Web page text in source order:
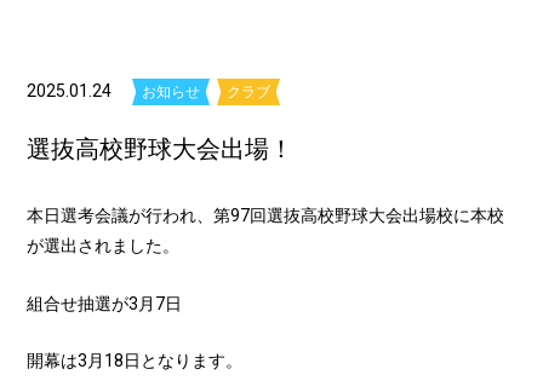
2025.01.24 お知らせ クラブ
選抜高校野球大会出場！
本日選考会議が行われ、第97回選抜高校野球大会出場校に本校
が選出されました。
組合せ抽選が3月7日
開幕は3月18日となります。